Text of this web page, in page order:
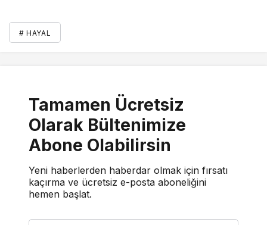
# HAYAL
Tamamen Ücretsiz
Olarak Bültenimize
Abone Olabilirsin
Yeni haberlerden haberdar olmak için fırsatı
kaçırma ve ücretsiz e-posta aboneliğini
hemen başlat.